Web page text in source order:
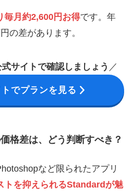
月約2,600円お得です。年
の差があります。
サイトで確認しましょう ／
でプランを見る
格差は、どう判断すべき？
など限られたアプリ
トを抑えられるStandardが魅